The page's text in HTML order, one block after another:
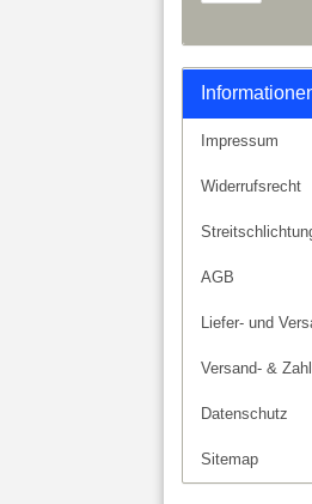
Impressum
Widerrufsrecht
AGB
Liefer- und
Versand- &
Datenschutz
Sitemap